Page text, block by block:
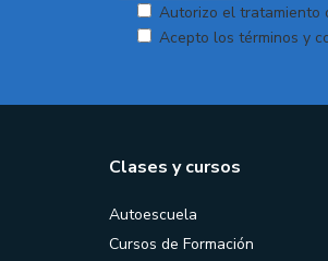
Autorizo el tratamiento
Acepto los términos y
Clases y cursos
Autoescuela
Cursos de Formación